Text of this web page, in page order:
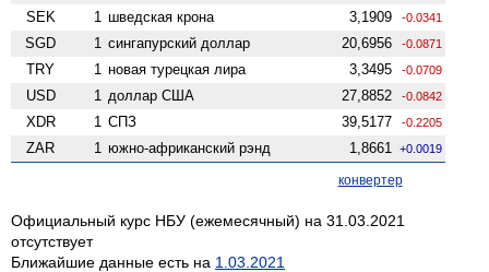
SEK 1 шведская крона 3,1909 -0.0341
SGD 1 сингапурский доллар 20,6956 -0.0871
TRY 1 новая турецкая лира 3,3495 -0.0709
USD 1 доллар США 27,8852 -0.0842
XDR 1 СПЗ 39,5177 -0.2205
ZAR 1 южно-африканский рэнд 1,8661 +0.0019
конвертер
Официальный курс НБУ (ежемесячный) на 31.03.2021
отсутствует
Ближайшие данные есть на 1.03.2021